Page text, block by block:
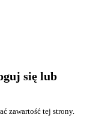
się lub
zawartość tej strony.